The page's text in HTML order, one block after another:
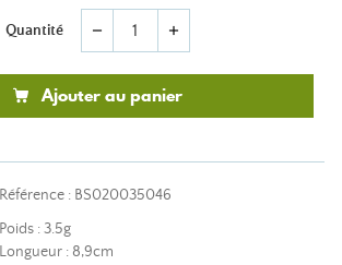
Quantité remove add
Ajouter au panier
Référence : BS020035046
Poids : 3.5g
Longueur : 8,9cm